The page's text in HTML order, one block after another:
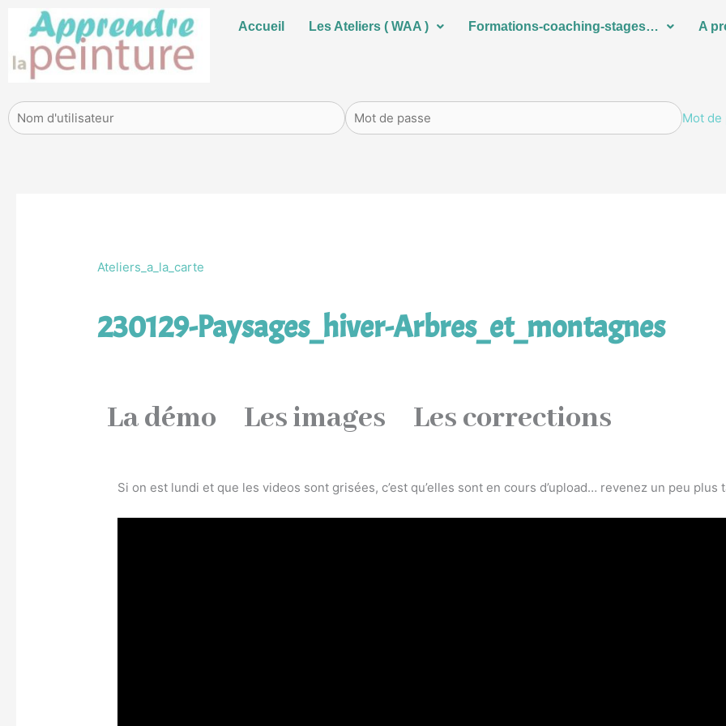
contenu
Accueil Les Ateliers ( WAA ) Formations-coaching-stages… A
Mot de
Ateliers_a_la_carte
230129-Paysages_hiver-Arbres_et_montagnes
La démo Les images Les corrections
Si on est lundi et que les videos sont grisées, c’est qu’elles sont en cours d’upload… revenez un peu